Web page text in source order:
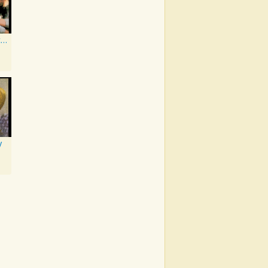
Young Americans